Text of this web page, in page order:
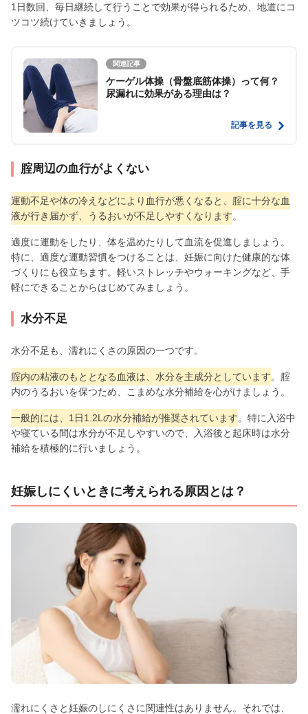
1日数回、毎日継続して行うことで効果が得られるため、地道にコ
ツコツ続けていきましょう。
関連記事
ケーゲル体操（骨盤底筋体操）って何？
尿漏れに効果がある理由は？
記事を見る
腟周辺の血行がよくない
運動不足や体の冷えなどにより血行が悪くなると、腟に十分な血
液が行き届かず、うるおいが不足しやすくなります。
適度に運動をしたり、体を温めたりして血流を促進しましょう。
特に、適度な運動習慣をつけることは、妊娠に向けた健康的な体
づくりにも役立ちます。軽いストレッチやウォーキングなど、手
軽にできることからはじめてみましょう。
水分不足
水分不足も、濡れにくさの原因の一つです。
腟内の粘液のもととなる血液は、水分を主成分としています。腟
内のうるおいを保つため、こまめな水分補給を心がけましょう。
一般的には、1日1.2Lの水分補給が推奨されています。特に入浴中
や寝ている間は水分が不足しやすいので、入浴後と起床時は水分
補給を積極的に行いましょう。
妊娠しにくいときに考えられる原因とは？
濡れにくさと妊娠のしにくさに関連性はありません。それでは、